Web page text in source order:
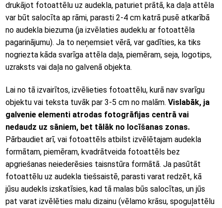
drukājot fotoattēlu uz audekla, paturiet prātā, ka daļa attēla
var būt salocīta ap rāmi, parasti 2-4 cm katrā pusē atkarībā
no audekla biezuma (ja izvēlaties audeklu ar fotoattēla
pagarinājumu). Ja to neņemsiet vērā, var gadīties, ka tiks
nogriezta kāda svarīga attēla daļa, piemēram, seja, logotips,
uzraksts vai daļa no galvenā objekta.
Lai no tā izvairītos, izvēlieties fotoattēlu, kurā nav svarīgu
objektu vai teksta tuvāk par 3-5 cm no malām. Vislabāk, ja
galvenie elementi atrodas fotogrāfijas centrā vai
nedaudz uz sāniem, bet tālāk no locīšanas zonas.
Pārbaudiet arī, vai fotoattēls atbilst izvēlētajam audekla
formātam, piemēram, kvadrātveida fotoattēls bez
apgriešanas neiederēsies taisnstūra formātā. Ja pasūtāt
fotoattēlu uz audekla tiešsaistē, parasti varat redzēt, kā
jūsu audekls izskatīsies, kad tā malas būs salocītas, un jūs
pat varat izvēlēties malu dizainu (vēlamo krāsu, spoguļattēlu